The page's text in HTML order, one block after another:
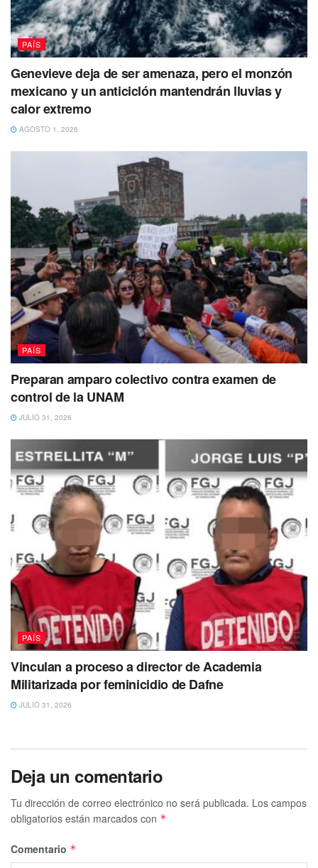
PAÍS
Genevieve deja de ser amenaza, pero el monzón
mexicano y un anticiclón mantendrán lluvias y
calor extremo
AGOSTO 1, 2026
PAÍS
Preparan amparo colectivo contra examen de
control de la UNAM
JULIO 31, 2026
PAÍS
Vinculan a proceso a director de Academia
Militarizada por feminicidio de Dafne
JULIO 31, 2026
Deja un comentario
Tu dirección de correo electrónico no será publicada. Los campos
obligatorios están marcados con *
Comentario *